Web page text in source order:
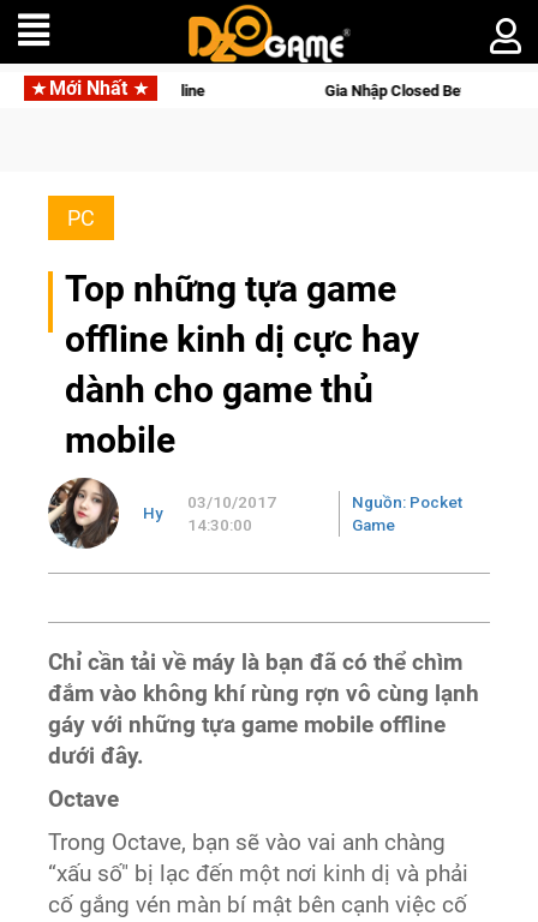
Mới Nhất
Online Gia Nhập Closed Beta Norse Saga: Cửu Giới Thức
PC
Top những tựa game
offline kinh dị cực hay
dành cho game thủ
mobile
Hy
03/10/2017
14:30:00
Nguồn: Pocket
Game
Chỉ cần tải về máy là bạn đã có thể chìm
đắm vào không khí rùng rợn vô cùng lạnh
gáy với những tựa game mobile offline
dưới đây.
Octave
Trong Octave, bạn sẽ vào vai anh chàng
“xấu số" bị lạc đến một nơi kinh dị và phải
cố gắng vén màn bí mật bên cạnh việc cố